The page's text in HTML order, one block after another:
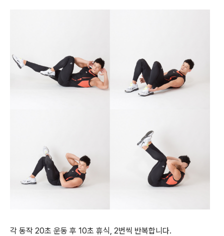
각 동작 20초 운동 후 10초 휴식, 2번씩 반복합니다.